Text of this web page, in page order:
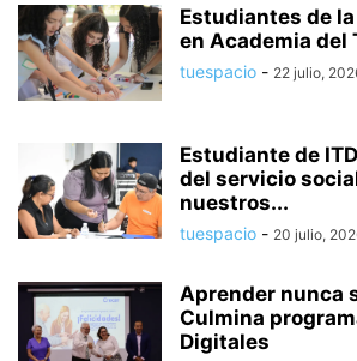
Estudiantes de
en Academia del
tuespacio - 22 julio,
Estudiante de
del servicio
nuestros...
tuespacio - 20 julio,
Aprender nunca
Culmina
Digitales